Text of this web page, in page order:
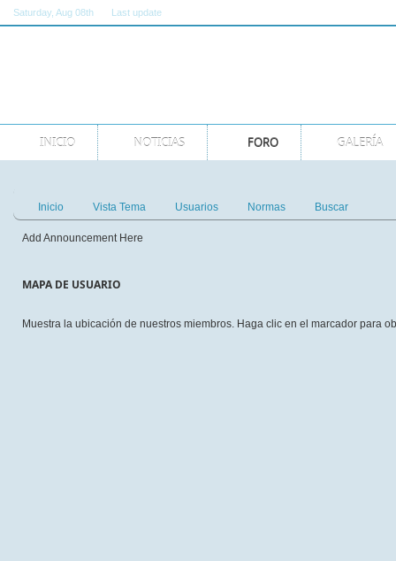
Saturday , Aug 08th Last update
INICIO NOTICIAS FORO GALERÍA
Inicio Vista Tema Usuarios Normas Buscar
Add Announcement Here
MAPA DE USUARIO
Muestra la ubicación de nuestros miembros. Haga clic en el marcador para